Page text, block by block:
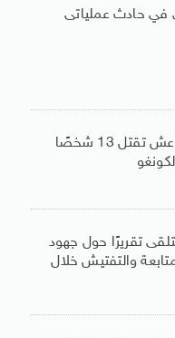
في حادث عملياتى
جماعة تابعة لتنظيم داعش تقتل 13 شخصًا
تقريرًا حول جهود
والتفتيش خلال